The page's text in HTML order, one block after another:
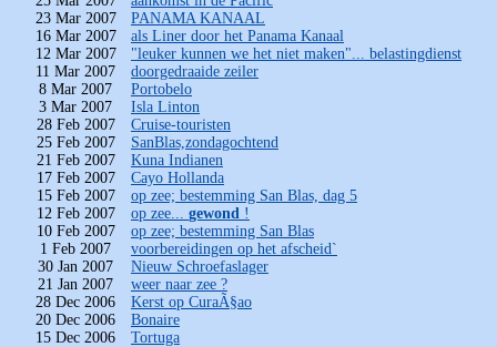
23 Mar 2007
PANAMA KANAAL
16 Mar 2007
als Liner door het Panama Kanaal
12 Mar 2007
"leuker kunnen we het niet maken"... belastingdienst
11 Mar 2007
doorgedraaide zeiler
8 Mar 2007
Portobelo
3 Mar 2007
Isla Linton
28 Feb 2007
Cruise-touristen
25 Feb 2007
SanBlas,zondagochtend
21 Feb 2007
Kuna Indianen
17 Feb 2007
Cayo Hollanda
15 Feb 2007
op zee; bestemming San Blas, dag 5
12 Feb 2007
op zee... gewond !
10 Feb 2007
op zee; bestemming San Blas
1 Feb 2007
voorbereidingen op het afscheid`
30 Jan 2007
Nieuw Schroefaslager
21 Jan 2007
weer naar zee ?
28 Dec 2006
Kerst op CuraÃ§ao
20 Dec 2006
Bonaire
15 Dec 2006
Tortuga